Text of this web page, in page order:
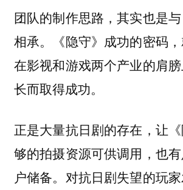
团队的制作思路，其实也是
相承。《隐守》成功的密码
在影视和游戏两个产业的肩
长而取得成功。
正是大量抗日剧的存在，让
够的拍摄资源可供调用，也
户储备。对抗日剧失望的玩家